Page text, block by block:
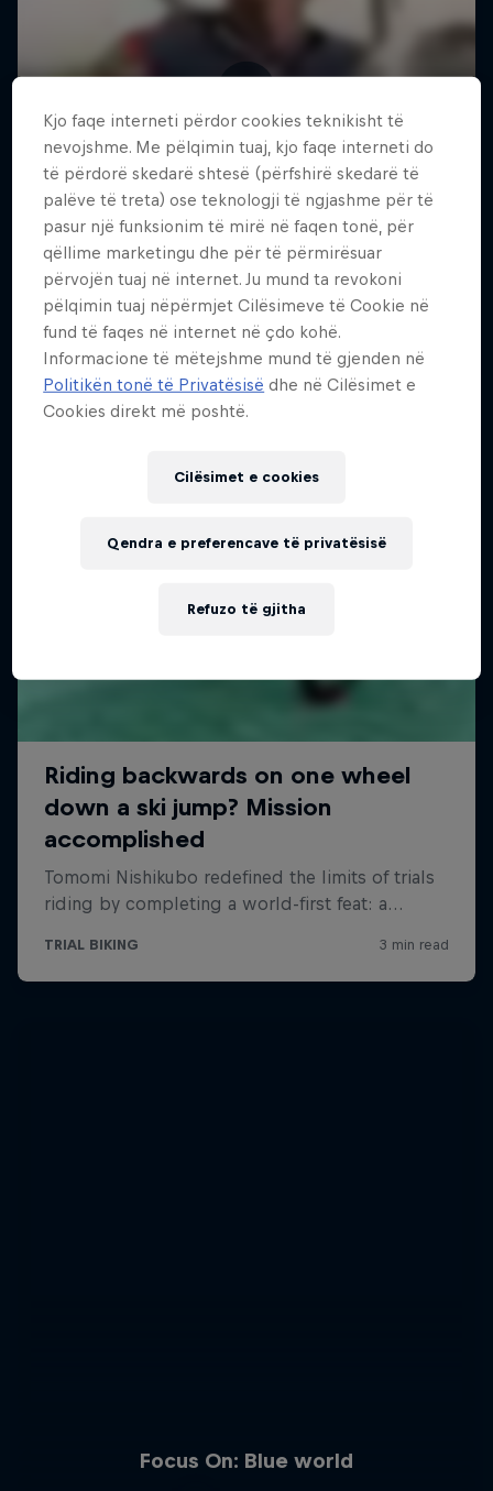
Focus On: Blue world
Kjo faqe interneti përdor cookies teknikisht të
nevojshme. Me pëlqimin tuaj, kjo faqe interneti do
të përdorë skedarë shtesë (përfshirë skedarë të
palëve të treta) ose teknologji të ngjashme për të
pasur një funksionim të mirë në faqen tonë, për
qëllime marketingu dhe për të përmirësuar
përvojën tuaj në internet. Ju mund ta revokoni
pëlqimin tuaj nëpërmjet Cilësimeve të Cookie në
fund të faqes në internet në çdo kohë.
Informacione të mëtejshme mund të gjenden në
Politikën tonë të Privatësisë dhe në Cilësimet e
Cookies direkt më poshtë.
Cilësimet e cookies
Refuzo të gjitha
Qendra e preferencave të privatësisë